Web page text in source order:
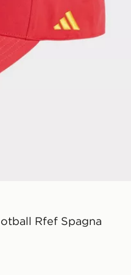
Rfef Spagna